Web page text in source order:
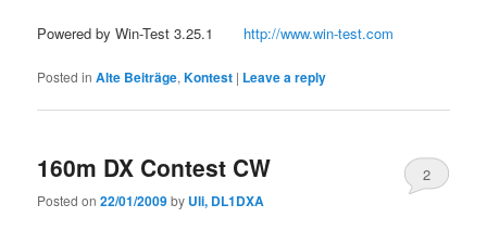
Powered by Win-Test 3.25.1 http://www.win-test.com
Posted in Alte Beiträge,Kontest | Leave a reply
160m DX Contest CW
Posted on22/01/2009by Uli, DL1DXA
2